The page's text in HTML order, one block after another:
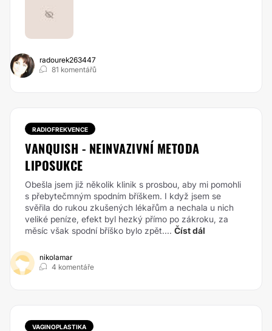
radourek263447
81 komentářů
RADIOFREKVENCE
VANQUISH - NEINVAZIVNÍ METODA
LIPOSUKCE
Obešla jsem již několik klinik s prosbou, aby mi pomohli
s přebytečmným spodním bříškem. I když jsem se
svěřila do rukou zkušených lékařům a nechala u nich
veliké peníze, efekt byl hezký přímo po zákroku, za
měsíc však spodní bříško bylo zpět.... Číst dál
nikolamar
4 komentáře
VAGINOPLASTIKA